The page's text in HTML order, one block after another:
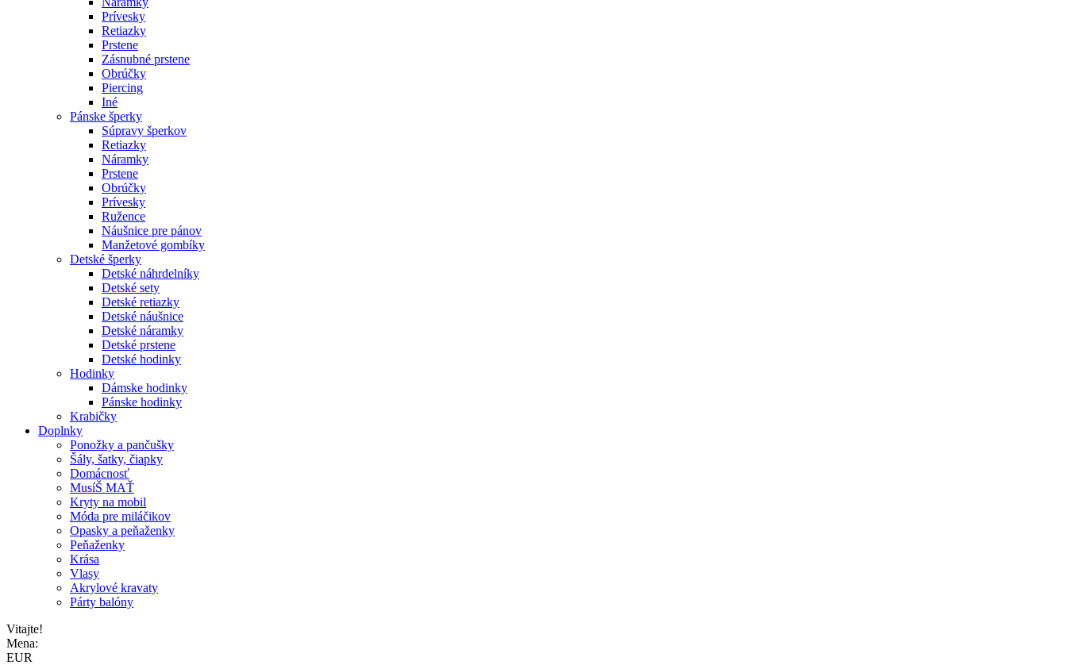
Prívesky
Retiazky
Prstene
Zásnubné prstene
Obrúčky
Piercing
Iné
Pánske šperky
Súpravy šperkov
Retiazky
Náramky
Prstene
Obrúčky
Prívesky
Ružence
Náušnice pre pánov
Manžetové gombíky
Detské šperky
Detské náhrdelníky
Detské sety
Detské retiazky
Detské náušnice
Detské náramky
Detské prstene
Detské hodinky
Hodinky
Dámske hodinky
Pánske hodinky
Krabičky
Doplnky
Ponožky a pančušky
Šály, šatky, čiapky
Domácnosť
MusíŠ MAŤ
Kryty na mobil
Móda pre miláčikov
Opasky a peňaženky
Peňaženky
Krása
Vlasy
Akrylové kravaty
Párty balóny
Vitajte!
Mena:
EUR